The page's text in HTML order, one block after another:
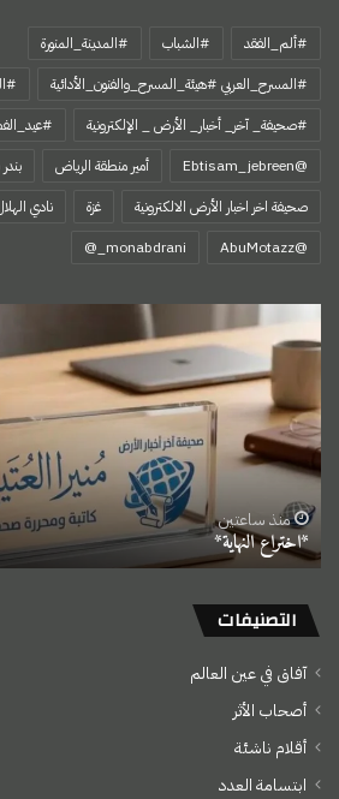
#ألم_الفقد #الشباب
#المدينة_المنورة
#المسرح_العربي #هيئة_المسرح_والفنون_الأدائية
#صحيفة_ آخر_ أخبار_ الأرض _ الإلكترونية
@Ebtisam_jebreen
أمير منطقة الرياض
صحيفة اخر اخبار الأرض الالكترونية
غزة نادي
‏@AbuMotazz
النهاية*
منذ ساعتين
*اختراع النهاية*
التصنيفات
آفاق في عين العالم
أصحاب الأثر
أقلام ناشئة
ابتسامة العدد